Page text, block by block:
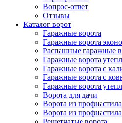
Вопрос-ответ
Отзывы
Каталог ворот
Гаражные ворота
Гаражные ворота
Распашные гаражные
Гаражные ворота
Гаражные ворота c
Гаражные ворота с
Гаражные ворота
Ворота для дачи
Ворота из профнастила
Ворота из
Решетчатые ворота